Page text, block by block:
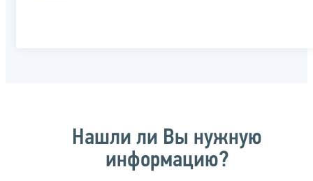
Нашли ли Вы нужную
информацию?